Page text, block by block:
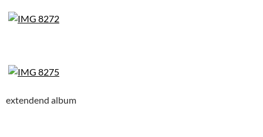
extendend album